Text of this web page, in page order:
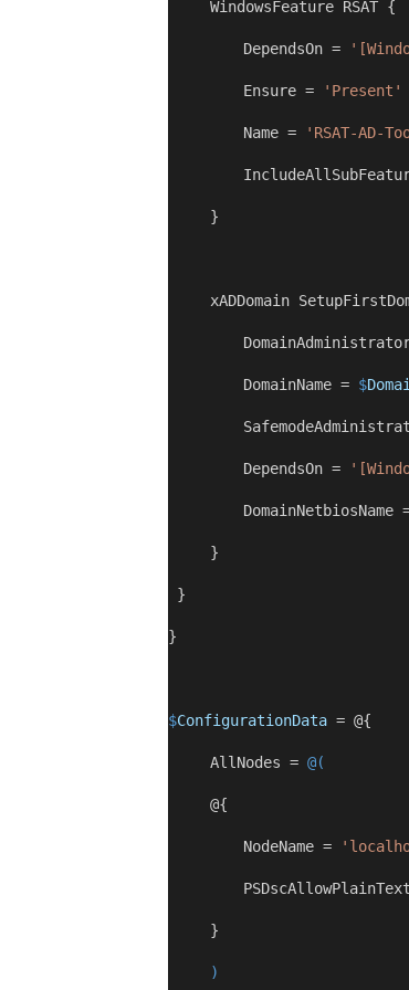
WindowsFeature RSAT {
DependsOn =
Ensure = 'Present'
Name = 'RSAT-AD-
}
xADDomain
DomainName = $
DependsOn =
DomainNetbiosName
}
}
}
$ConfigurationData = @{
AllNodes = @(
@{
NodeName =
}
)